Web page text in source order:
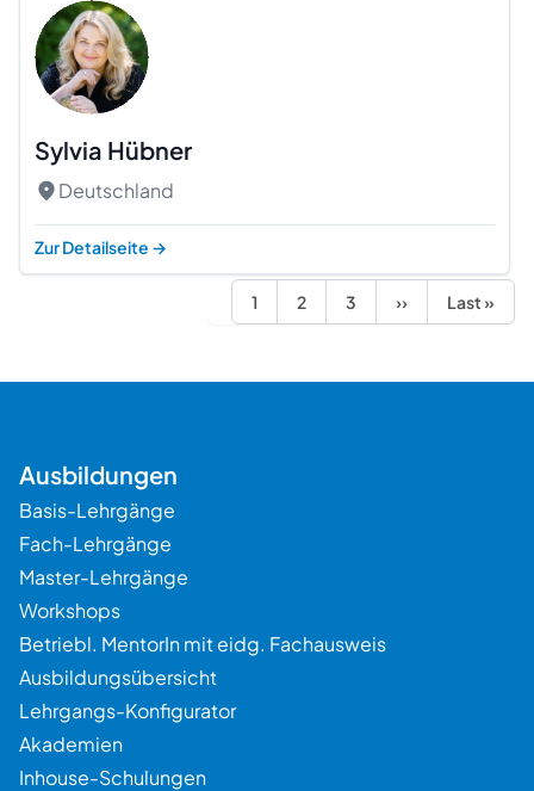
Sylvia Hübner
Deutschland
Zur Detailseite →
1 2 3 ›› Last »
Ausbildungen
Basis-Lehrgänge
Fach-Lehrgänge
Master-Lehrgänge
Workshops
Betriebl. MentorIn mit eidg. Fachausweis
Ausbildungsübersicht
Lehrgangs-Konfigurator
Akademien
Inhouse-Schulungen